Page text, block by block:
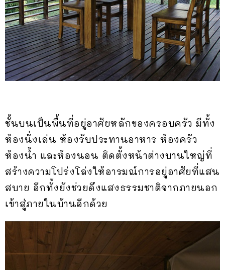
ชั้นบนเป็นพื้นที่อยู่อาศัยหลักของครอบครัว มีทั้ง
ห้องนั่งเล่น ห้องรับประทานอาหาร ห้องครัว
ห้องน้ำ และห้องนอน ติดตั้งหน้าต่างบานใหญ่ที่
สร้างความโปร่งโล่งให้อารมณ์การอยู่อาศัยที่แสน
สบาย อีกทั้งยังช่วยดึงแสงธรรมชาติจากภายนอก
เข้าสู่ภายในบ้านอีกด้วย